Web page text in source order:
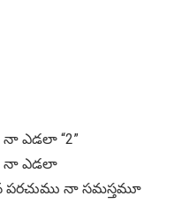
ఎడలా “2”
నా ఎడలా
పరచుము నా సమస్తమూ